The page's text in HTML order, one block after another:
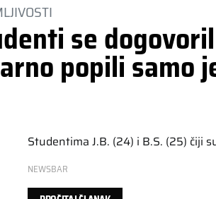
se
popili samo
Studentima J.B. (24) i B.S. (25) čiji
NEWSBAR